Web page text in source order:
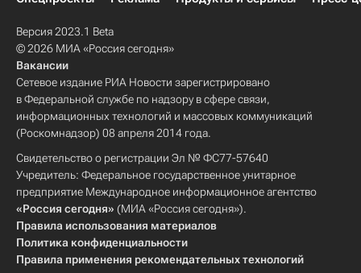
Версия 2023.1 Beta
© 2026 МИА «Россия сегодня»
Вакансии
Сетевое издание РИА Новости зарегистрировано
в Федеральной службе по надзору в сфере связи,
информационных технологий и массовых коммуникаций
(Роскомнадзор) 08 апреля 2014 года.
Свидетельство о регистрации Эл № ФС77-57640
Учредитель: Федеральное государственное унитарное
предприятие Международное информационное агентство
«Россия сегодня» (МИА «Россия сегодня»).
Правила использования материалов
Политика конфиденциальности
Правила применения рекомендательных технологий